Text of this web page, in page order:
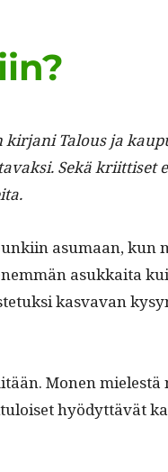
kir­jani Talous ja
Sekä kri­it­tiset
asumaan, kun
asukkai­ta
kas­va­van
Mon­en mielestä
hyödyt­tävät